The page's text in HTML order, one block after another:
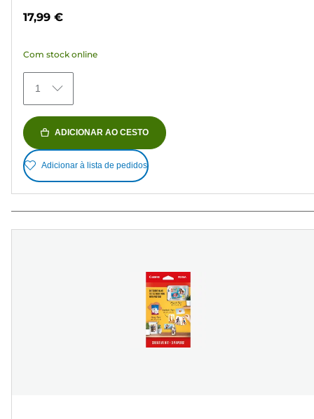
481
análises
17,99 €
Com stock online
1
ADICIONAR AO CESTO
Adicionar à lista de pedidos